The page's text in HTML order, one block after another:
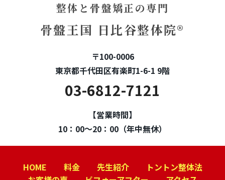
整体と骨盤矯正の専門
骨盤王国 日比谷整体院®
〒100-0006
東京都千代田区有楽町1-6-1 9階
03-6812-7121
【営業時間】
10：00～20：00（年中無休）
HOME 料金 先生紹介
トントン整体法